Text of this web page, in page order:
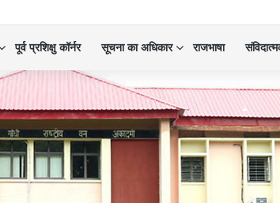
पूर्व प्रशिक्षु कॉर्नर सूचना का अधिकार राजभाषा